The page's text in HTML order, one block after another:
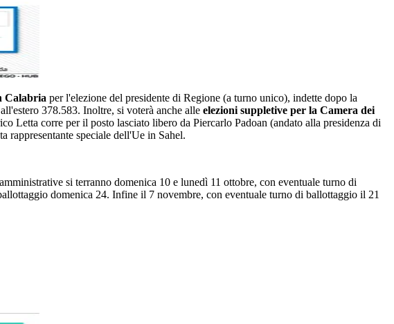
Calabria per l'elezione del presidente di Regione (a turno unico), indette dopo la
378.583. Inoltre, si voterà anche alle elezioni suppletive per la Camera dei
Letta corre per il posto lasciato libero da Piercarlo Padoan (andato alla presidenza di
speciale dell'Ue in Sahel.
si terranno domenica 10 e lunedì 11 ottobre, con eventuale turno di
domenica 24. Infine il 7 novembre, con eventuale turno di ballottaggio il 21